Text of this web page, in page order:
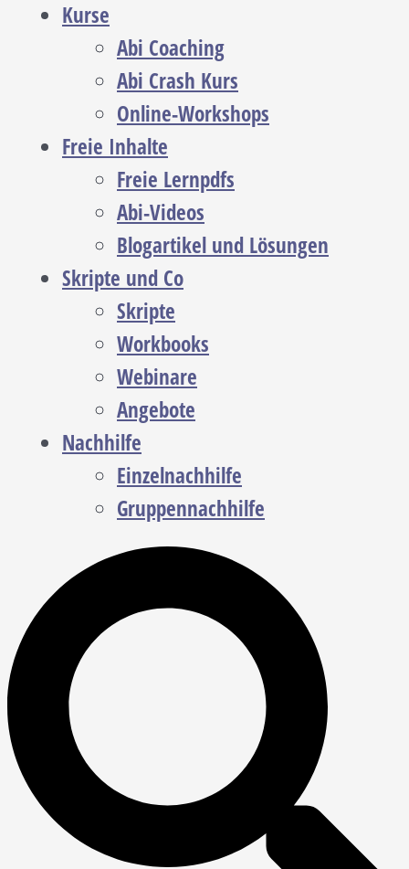
Kurse
Abi Coaching
Abi Crash Kurs
Online-Workshops
Freie Inhalte
Freie Lernpdfs
Abi-Videos
Blogartikel und Lösungen
Skripte und Co
Skripte
Workbooks
Webinare
Angebote
Nachhilfe
Einzelnachhilfe
Gruppennachhilfe